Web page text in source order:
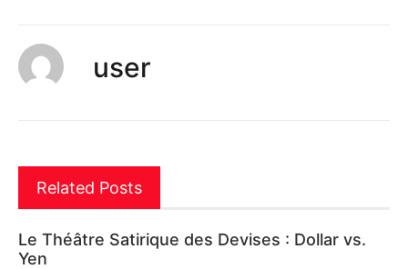
user
Related Posts
Le Théâtre Satirique des Devises : Dollar vs.
Yen